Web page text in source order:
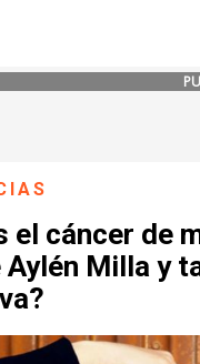
el cáncer de
Aylén Milla y